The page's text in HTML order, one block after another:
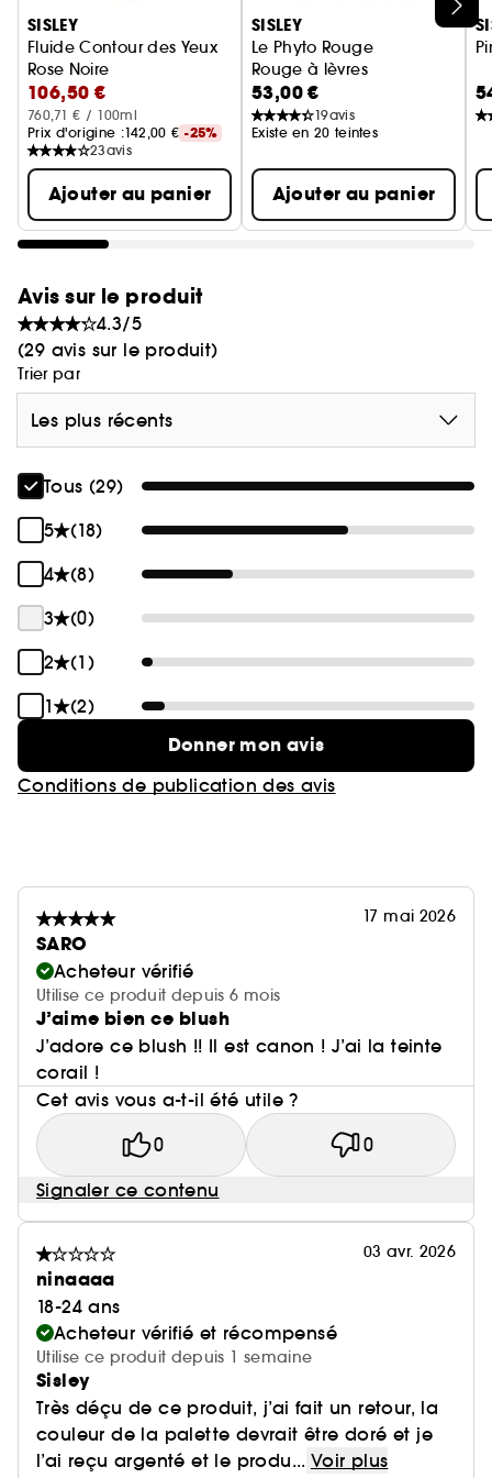
Ignorer le carrousel produits
SISLEY
Fluide Contour des Yeux
Rose Noire
106,50 €
760,71 € / 100ml
Prix d'origine :142,00 € -25%
23avis
Ajouter au panier
SISLEY
Le Phyto Rouge
Rouge à lèvres
53,00 €
19avis
Existe en 20 teintes
Ajouter au panier
Avis sur le produit
4.3/5
(29 avis sur le produit)
Trier par
Les plus récents
Tous (29)
5
(18)
4
(8)
3
(0)
2
(1)
1
(2)
Donner mon avis
Conditions de publication des avis
17 mai 2026
SARO
Acheteur vérifié
Utilise ce produit depuis 6 mois
J’aime bien ce blush
J’adore ce blush !! Il est canon ! J’ai la teinte
corail !
Cet avis vous a-t-il été utile ?
0 0
Signaler ce contenu
03 avr. 2026
ninaaaa
18-24 ans
Acheteur vérifié et récompensé
Utilise ce produit depuis 1 semaine
Sisley
Très déçu de ce produit, j’ai fait un retour, la
couleur de la palette devrait être doré et je
l’ai reçu argenté et le produ... Voir plus